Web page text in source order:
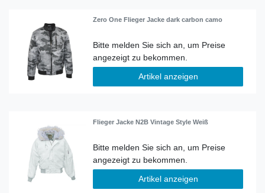
Zero One Flieger Jacke dark carbon camo
Artikel anzeigen
Flieger Jacke N2B Vintage Style Weiß
Artikel anzeigen